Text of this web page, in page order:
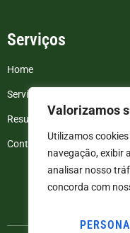
Valorizamos
Utilizamos
navegação, exibir
analisar nosso
concorda com
Serviços
Home
Serviços
Resultados de exames
Contato